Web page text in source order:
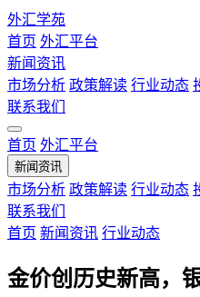
外汇学苑
首页 外汇平台
新闻资讯
市场分析 政策解读 行业动态
联系我们
首页 外汇平台
新闻资讯
市场分析 政策解读 行业动态
联系我们
首页 新闻资讯 行业动态
金价创历史新高，